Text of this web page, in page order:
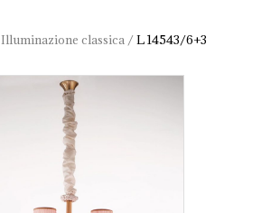
Illuminazione classica /L 14543/6+3